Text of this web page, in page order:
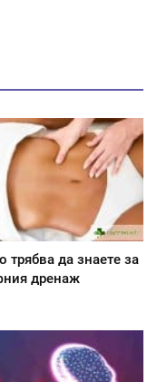
трябва да знаете за
дренаж